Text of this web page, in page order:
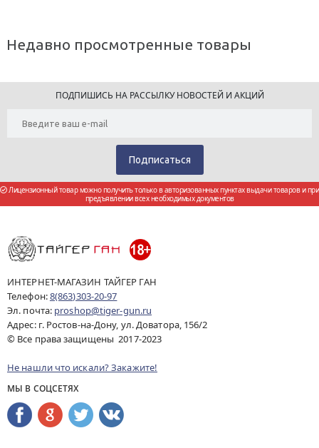
Недавно просмотренные товары
ПОДПИШИСЬ НА РАССЫЛКУ НОВОСТЕЙ И АКЦИЙ
Лицензионный товар можно получить только в авторизованных пунктах выдачи товаров и при
предъявлении всех необходимых документов
ИНТЕРНЕТ-МАГАЗИН ТАЙГЕР ГАН
Телефон:8(863)303-20-97
Эл. почта: proshop@tiger-gun.ru
Адрес: г. Ростов-на-Дону, ул. Доватора, 156/2
© Все права защищены 2017-2023
Не нашли что искали? Закажите!
МЫ В СОЦСЕТЯХ